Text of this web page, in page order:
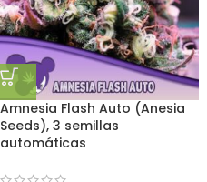
Amnesia Flash Auto (Anesia
Seeds), 3 semillas
automáticas